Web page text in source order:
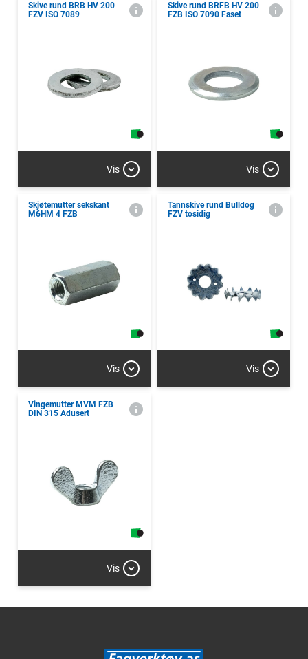
Skive rund BRB HV 200
FZV ISO 7089
Vis
Skive rund BRFB HV 200
FZB ISO 7090 Faset
Vis
Skjøtemutter sekskant
M6HM 4 FZB
Vis
Tannskive rund Bulldog
FZV tosidig
Vis
Vingemutter MVM FZB
DIN 315 Adusert
Vis